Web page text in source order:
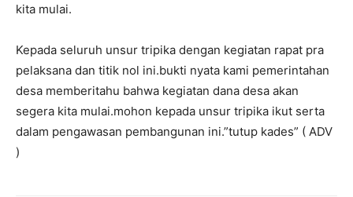
kita mulai.
Kepada seluruh unsur tripika dengan kegiatan rapat pra
pelaksana dan titik nol ini.bukti nyata kami pemerintahan
desa memberitahu bahwa kegiatan dana desa akan
segera kita mulai.mohon kepada unsur tripika ikut serta
dalam pengawasan pembangunan ini.”tutup kades” ( ADV
)